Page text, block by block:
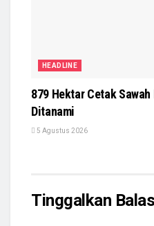
HEADLINE
879 Hektar Cetak
Ditanami
5 Agustus 2026
Tinggalkan